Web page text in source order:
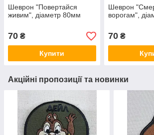
Шеврон "Повертайся
живим", діаметр 80мм
70 ₴
Купити
Шеврон
ворогам",
70₴
Акційні пропозиції та новинки